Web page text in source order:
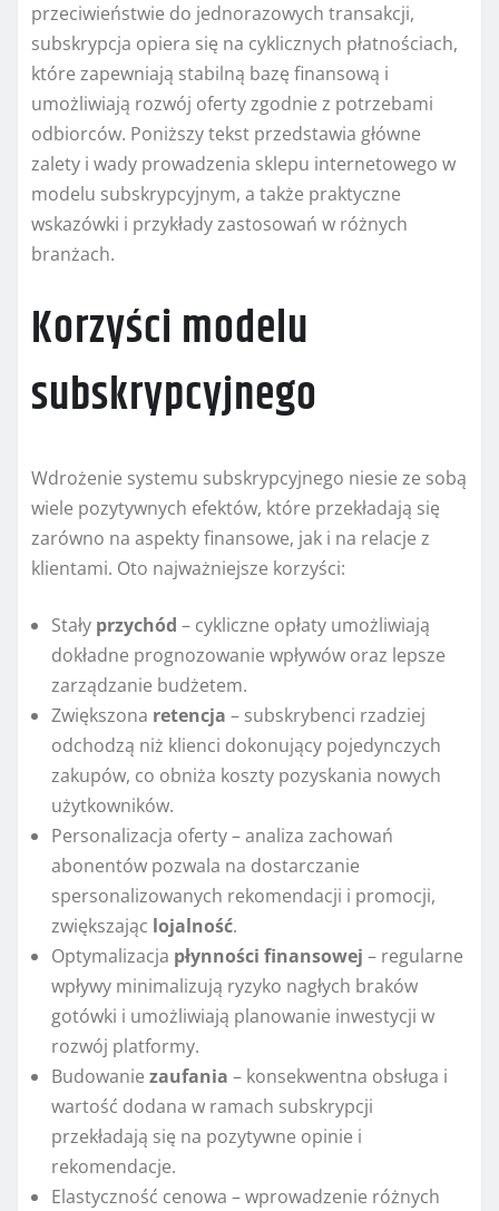
przeciwieństwie do jednorazowych transakcji,
subskrypcja opiera się na cyklicznych płatnościach,
które zapewniają stabilną bazę finansową i
umożliwiają rozwój oferty zgodnie z potrzebami
odbiorców. Poniższy tekst przedstawia główne
zalety i wady prowadzenia sklepu internetowego w
modelu subskrypcyjnym, a także praktyczne
wskazówki i przykłady zastosowań w różnych
branżach.
Korzyści modelu
subskrypcyjnego
Wdrożenie systemu subskrypcyjnego niesie ze sobą
wiele pozytywnych efektów, które przekładają się
zarówno na aspekty finansowe, jak i na relacje z
klientami. Oto najważniejsze korzyści:
Stały przychód – cykliczne opłaty umożliwiają
dokładne prognozowanie wpływów oraz lepsze
zarządzanie budżetem.
Zwiększona retencja – subskrybenci rzadziej
odchodzą niż klienci dokonujący pojedynczych
zakupów, co obniża koszty pozyskania nowych
użytkowników.
Personalizacja oferty – analiza zachowań
abonentów pozwala na dostarczanie
spersonalizowanych rekomendacji i promocji,
zwiększając lojalność.
Optymalizacja płynności finansowej – regularne
wpływy minimalizują ryzyko nagłych braków
gotówki i umożliwiają planowanie inwestycji w
rozwój platformy.
Budowanie zaufania – konsekwentna obsługa i
wartość dodana w ramach subskrypcji
przekładają się na pozytywne opinie i
rekomendacje.
Elastyczność cenowa – wprowadzenie różnych